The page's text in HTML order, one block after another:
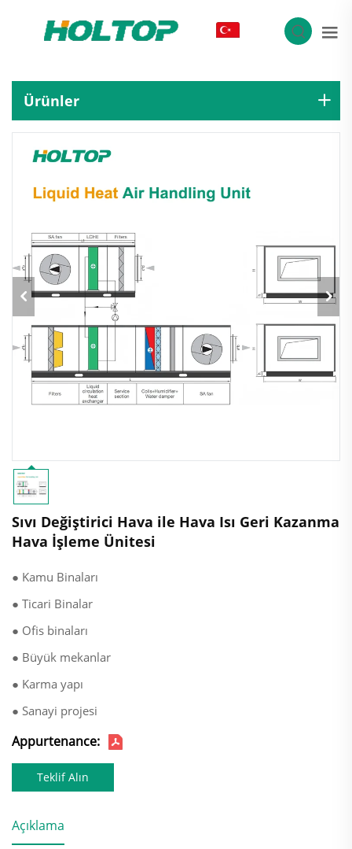
Ürünler
Sıvı Değiştirici Hava ile Hava Isı Geri Kazanma
Hava İşleme Ünitesi
● Kamu Binaları
● Ticari Binalar
● Ofis binaları
● Büyük mekanlar
● Karma yapı
● Sanayi projesi
Appurtenance:
Teklif Alın
Açıklama